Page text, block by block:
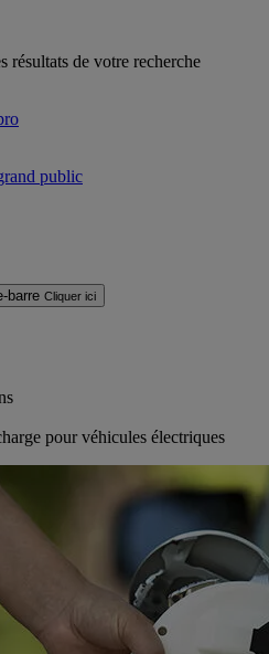
résultats de votre recherche
public
barre Cliquer ici
pour véhicules électriques